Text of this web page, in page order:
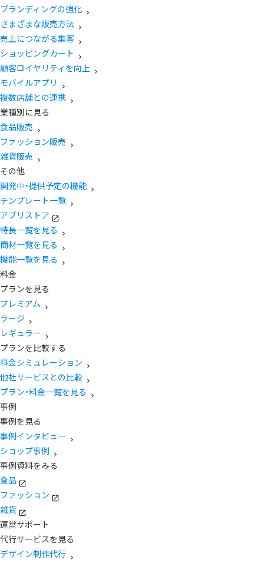
ブランディングの強化
さまざまな販売方法
売上につながる集客
ショッピングカート
顧客ロイヤリティを向上
モバイルアプリ
複数店舗との連携
業種別に見る
食品販売
ファッション販売
雑貨販売
その他
開発中・提供予定の機能
テンプレート一覧
アプリストア
特長一覧を見る
商材一覧を見る
機能一覧を見る
料金
プランを見る
プレミアム
ラージ
レギュラー
プランを比較する
料金シミュレーション
他社サービスとの比較
プラン・料金一覧を見る
事例
事例を見る
事例インタビュー
ショップ事例
事例資料をみる
食品
ファッション
雑貨
運営サポート
代行サービスを見る
デザイン制作代行